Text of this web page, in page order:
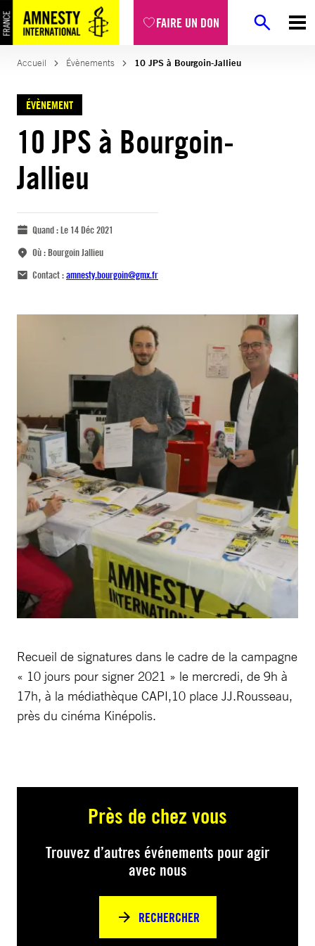
FAIRE UN DON
Accueil Évènements 10 JPS à Bourgoin-Jallieu
ÉVÈNEMENT
10 JPS à Bourgoin-
Jallieu
Quand :Le 14 Déc 2021
Où :Bourgoin Jallieu
Contact :amnesty.bourgoin@gmx.fr
Recueil de signatures dans le cadre de la campagne
« 10 jours pour signer 2021 » le mercredi, de 9h à
17h, à la médiathèque CAPI,10 place JJ.Rousseau,
près du cinéma Kinépolis.
Près de chez vous
Trouvez d’autres événements pour agir
avec nous
RECHERCHER